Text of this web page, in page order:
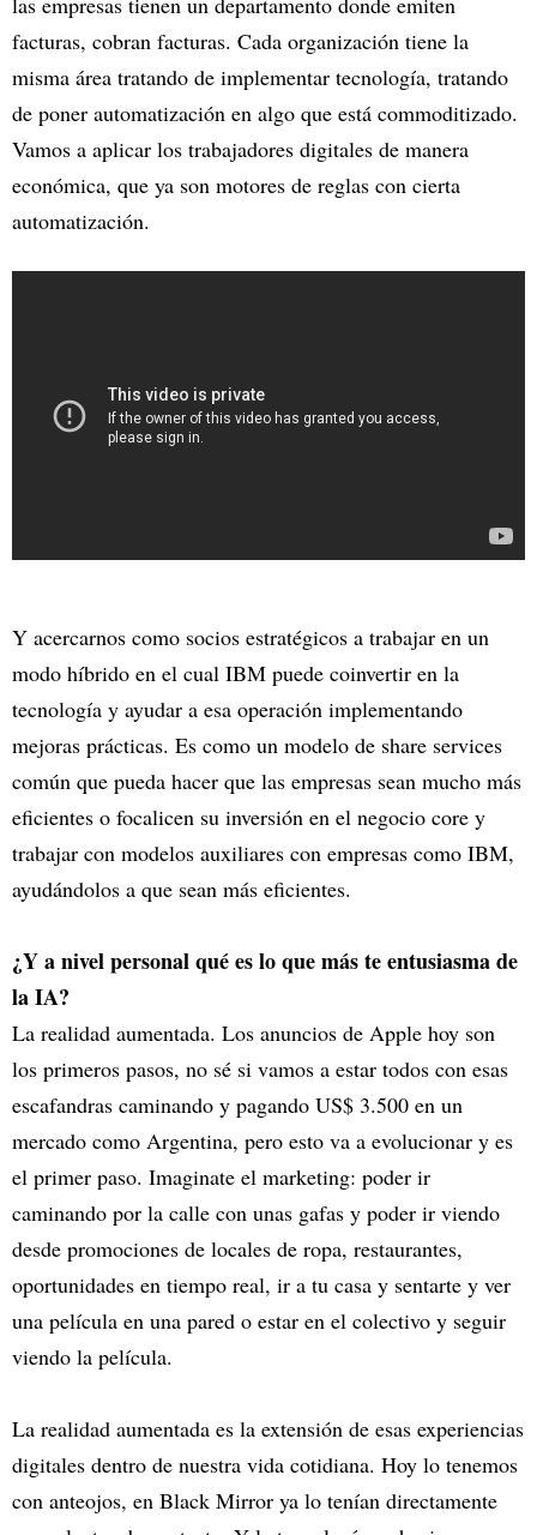
facturas, cobran facturas. Cada organización tiene la
misma área tratando de implementar tecnología, tratando
de poner automatización en algo que está commoditizado.
Vamos a aplicar los trabajadores digitales de manera
económica, que ya son motores de reglas con cierta
automatización.
Y acercarnos como socios estratégicos a trabajar en un
modo híbrido en el cual IBM puede coinvertir en la
tecnología y ayudar a esa operación implementando
mejoras prácticas. Es como un modelo de share services
común que pueda hacer que las empresas sean mucho más
eficientes o focalicen su inversión en el negocio core y
trabajar con modelos auxiliares con empresas como IBM,
ayudándolos a que sean más eficientes.
¿Y a nivel personal qué es lo que más te entusiasma de
la IA?
La realidad aumentada. Los anuncios de Apple hoy son
los primeros pasos, no sé si vamos a estar todos con esas
escafandras caminando y pagando US$ 3.500 en un
mercado como Argentina, pero esto va a evolucionar y es
el primer paso. Imaginate el marketing: poder ir
caminando por la calle con unas gafas y poder ir viendo
desde promociones de locales de ropa, restaurantes,
oportunidades en tiempo real, ir a tu casa y sentarte y ver
una película en una pared o estar en el colectivo y seguir
viendo la película.
La realidad aumentada es la extensión de esas experiencias
digitales dentro de nuestra vida cotidiana. Hoy lo tenemos
con anteojos, en Black Mirror ya lo tenían directamente